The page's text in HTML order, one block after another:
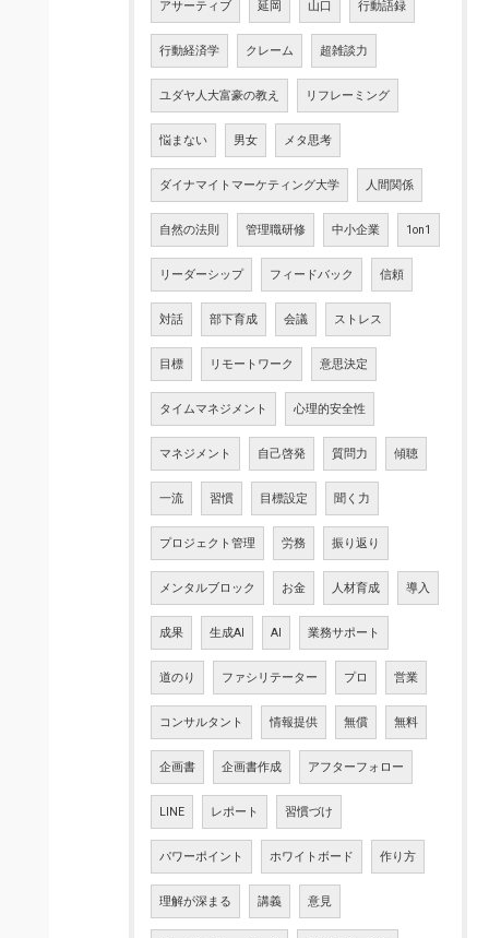
アサーティブ 延岡 山口 行動語録
行動経済学 クレーム 超雑談力
ユダヤ人大富豪の教え リフレーミング
悩まない 男女 メタ思考
ダイナマイトマーケティング大学 人間関係
自然の法則 管理職研修 中小企業 1on1
リーダーシップ フィードバック 信頼
対話 部下育成 会議 ストレス
目標 リモートワーク 意思決定
タイムマネジメント 心理的安全性
マネジメント 自己啓発 質問力 傾聴
一流 習慣 目標設定 聞く力
プロジェクト管理 労務 振り返り
メンタルブロック お金 人材育成 導入
成果 生成AI AI 業務サポート
道のり ファシリテーター プロ 営業
コンサルタント 情報提供 無償 無料
企画書 企画書作成 アフターフォロー
LINE レポート 習慣づけ
パワーポイント ホワイトボード 作り方
理解が深まる 講義 意見